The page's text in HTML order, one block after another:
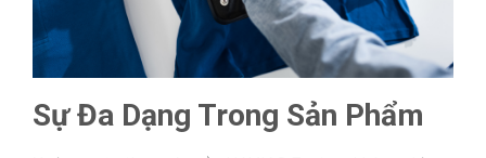
Sự Đa Dạng Trong Sản Phẩm